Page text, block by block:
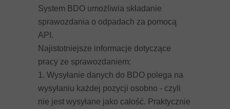
System BDO umożliwia składanie
sprawozdania o odpadach za pomocą
API.
Najistotniejsze informacje dotyczące
pracy ze sprawozdaniem:
1. Wysyłanie danych do BDO polega na
wysyłaniu każdej pozycji osobno - czyli
nie jest wysyłane jako całość. Praktycznie